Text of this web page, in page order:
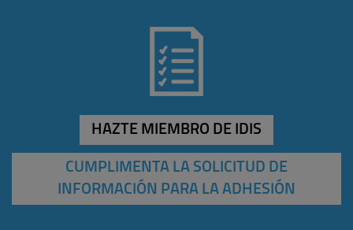
HAZTE MIEMBRO DE IDIS
CUMPLIMENTA LA SOLICITUD DE
INFORMACIÓN PARA LA ADHESIÓN